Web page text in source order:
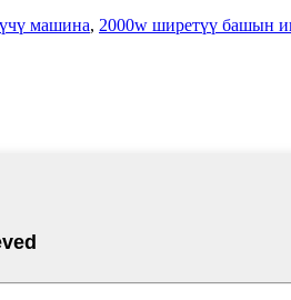
машина, 2000w ширетүү башын